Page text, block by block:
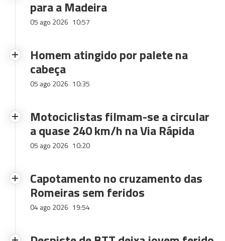
para a Madeira
05 ago 2026 10:57
Homem atingido por palete na
cabeça
05 ago 2026 10:35
Motociclistas filmam-se a circular
a quase 240 km/h na Via Rápida
05 ago 2026 10:20
Capotamento no cruzamento das
Romeiras sem feridos
04 ago 2026 19:54